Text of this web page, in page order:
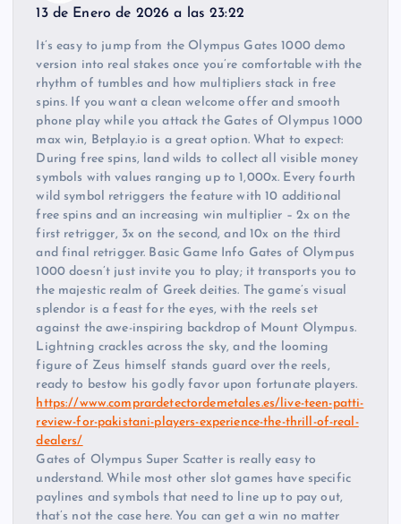
13 de Enero de 2026 a las 23:22
It’s easy to jump from the Olympus Gates 1000 demo
version into real stakes once you’re comfortable with the
rhythm of tumbles and how multipliers stack in free
spins. If you want a clean welcome offer and smooth
phone play while you attack the Gates of Olympus 1000
max win, Betplay.io is a great option. What to expect:
During free spins, land wilds to collect all visible money
symbols with values ranging up to 1,000x. Every fourth
wild symbol retriggers the feature with 10 additional
free spins and an increasing win multiplier – 2x on the
first retrigger, 3x on the second, and 10x on the third
and final retrigger. Basic Game Info Gates of Olympus
1000 doesn’t just invite you to play; it transports you to
the majestic realm of Greek deities. The game’s visual
splendor is a feast for the eyes, with the reels set
against the awe-inspiring backdrop of Mount Olympus.
Lightning crackles across the sky, and the looming
figure of Zeus himself stands guard over the reels,
ready to bestow his godly favor upon fortunate players.
https://www.comprardetectordemetales.es/live-teen-patti-
review-for-pakistani-players-experience-the-thrill-of-real-
dealers/
Gates of Olympus Super Scatter is really easy to
understand. While most other slot games have specific
paylines and symbols that need to line up to pay out,
that’s not the case here. You can get a win no matter